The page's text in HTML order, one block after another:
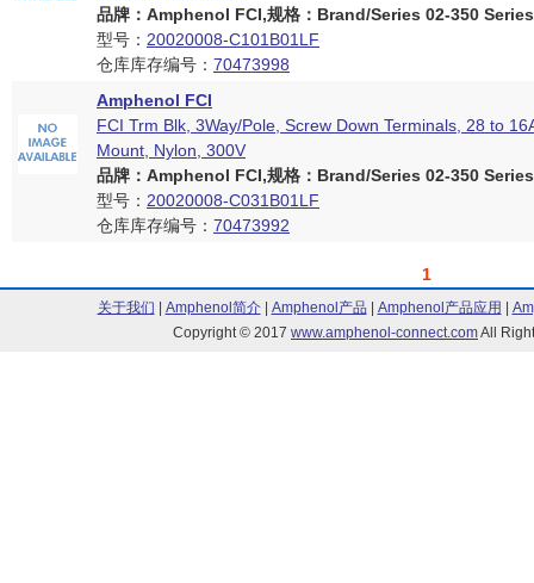
品牌：Amphenol FCI,规格：Brand/Series 02-350
型号： 20020008-C101B01LF
仓库库存编号： 70473998
Amphenol FCI
FCI Trm Blk, 3Way/Pole, Screw Down Terminals, 28 to
Mount, Nylon, 300V
品牌：Amphenol FCI,规格：Brand/Series 02-350
型号： 20020008-C031B01LF
仓库库存编号： 70473992
1
关于我们 Amphenol简介| Amphenol产品 Amphenol产品应用
Copyright © 2017 www.amphenol-connect.comAll